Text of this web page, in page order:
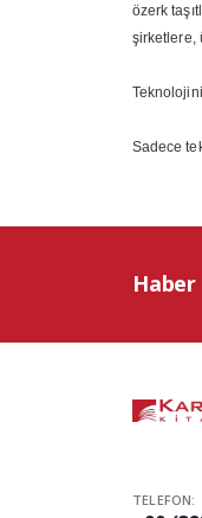
özerk
şirketlere,
Sadece
TELEFON: